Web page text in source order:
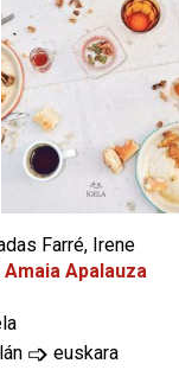
Farré, Irene
Amaia Apalauza
➩ euskara